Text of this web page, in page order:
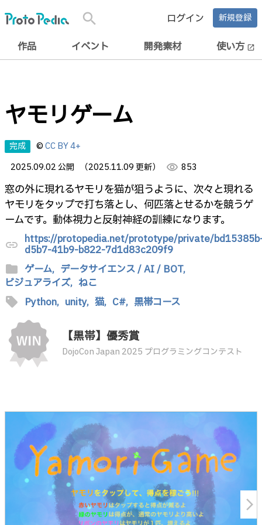
search ログイン 新規登録
作品 イベント 開発素材 使い方 open_in_new
ヤモリゲーム
完成 ©CC BY 4+
2025.09.02 公開
（2025.11.09 更新） visibility 853
窓の外に現れるヤモリを猫が狙うように、次々と現れる
ヤモリをタップで打ち落とし、何匹落とせるかを競うゲ
ームです。動体視力と反射神経の訓練になります。
link https://protopedia.net/prototype/private/
d5b7-41b9-b822-7d1d83c209f9
folder ゲーム, データサイエンス / AI / BOT,
ビジュアライズ, ねこ
sell Python, unity, 猫, C#, 黒帯コース
【黒帯】優秀賞
DojoCon Japan 2025 プログラミングコンテスト
arrow_forward_ios